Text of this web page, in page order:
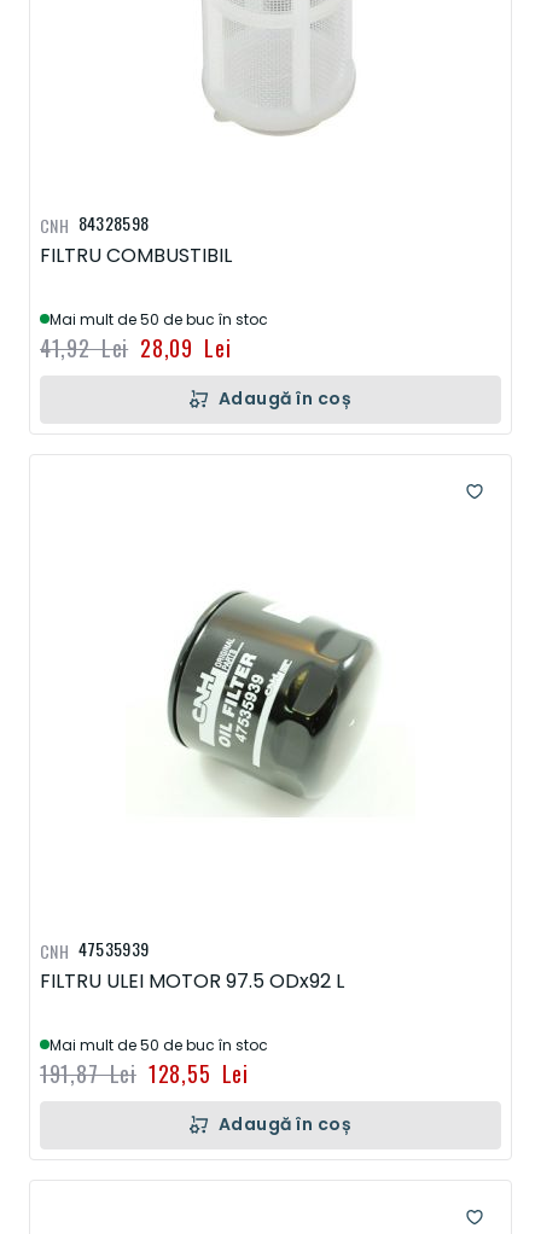
84328598
FILTRU COMBUSTIBIL
Mai mult de 50 de buc în stoc
28,09 Lei
41,92 Lei
CNH
Adaugă în coș
47535939
FILTRU ULEI MOTOR 97.5 ODx92 L
Mai mult de 50 de buc în stoc
128,55 Lei
191,87 Lei
CNH
Adaugă în coș